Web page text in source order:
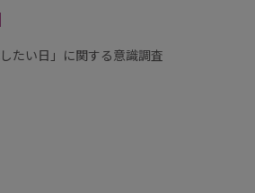
たい日」に関する意識調査